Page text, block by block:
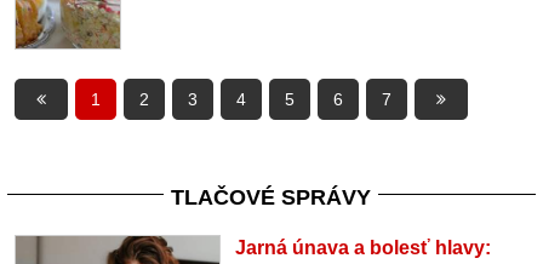
1 2 3 4 5 6 7
TLAČOVÉ SPRÁVY
Jarná únava a bolesť hlavy: